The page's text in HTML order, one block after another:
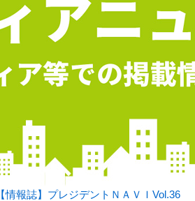
【情報誌】プレジデントＮＡＶＩVol.36